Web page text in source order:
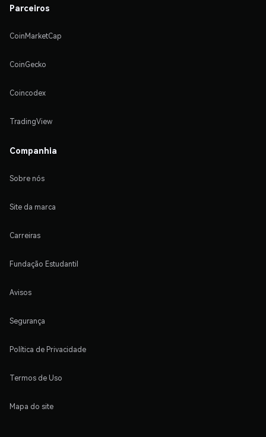
Parceiros
CoinMarketCap
CoinGecko
Coincodex
TradingView
Companhia
Sobre nós
Site da marca
Carreiras
Fundação Estudantil
Avisos
Segurança
Política de Privacidade
Termos de Uso
Mapa do site